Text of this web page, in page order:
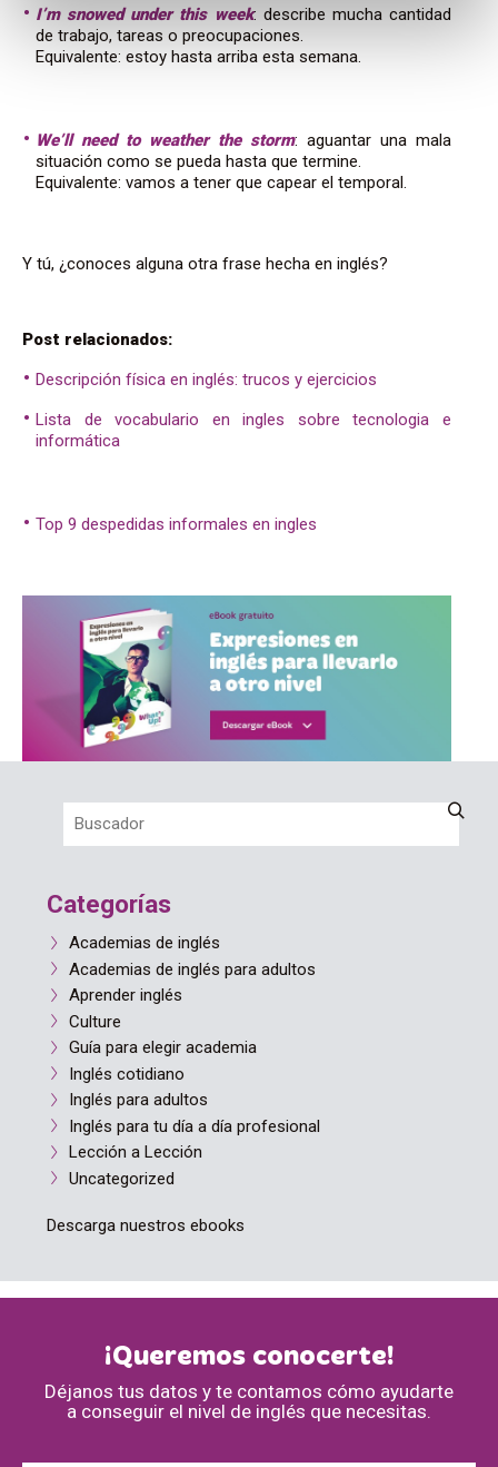
I’m snowed under this week: describe mucha cantidad
de trabajo, tareas o preocupaciones.
Equivalente: estoy hasta arriba esta semana.
We’ll need to weather the storm: aguantar una mala
situación como se pueda hasta que termine.
Equivalente: vamos a tener que capear el temporal.
Y tú, ¿conoces alguna otra frase hecha en inglés?
Post relacionados:
Descripción física en inglés: trucos y ejercicios
Lista de vocabulario en ingles sobre tecnologia e
informática
Top 9 despedidas informales en ingles
Categorías
Academias de inglés
Academias de inglés para adultos
Aprender inglés
Culture
Guía para elegir academia
Inglés cotidiano
Inglés para adultos
Inglés para tu día a día profesional
Lección a Lección
Uncategorized
Descarga nuestros ebooks
¡Queremos conocerte!
Déjanos tus datos y te contamos cómo ayudarte
a conseguir el nivel de inglés que necesitas.